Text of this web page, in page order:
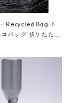
Recycled Bag ト
バッグ 折りたたみ
収納ポーチ CRO
クロコダイル/ブラ